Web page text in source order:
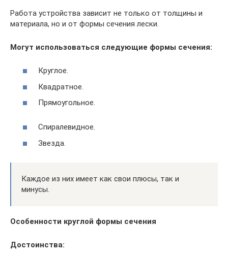
Работа устройства зависит не только от толщины и
материала, но и от формы сечения лески.
Могут использоваться следующие формы сечения:
Круглое.
Квадратное.
Прямоугольное.
Спиралевидное.
Звезда.
Каждое из них имеет как свои плюсы, так и
минусы.
Особенности круглой формы сечения
Достоинства: